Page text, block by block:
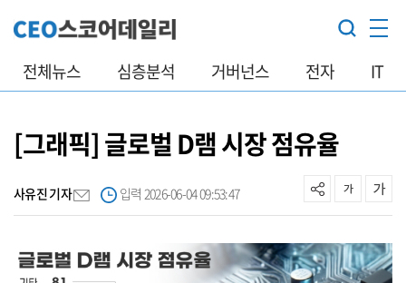
전체뉴스 심층분석 거버넌스 전자 IT
[그래픽] 글로벌 D램 시장 점유율
사유진 기자 입력 2026-06-04 09:53:47